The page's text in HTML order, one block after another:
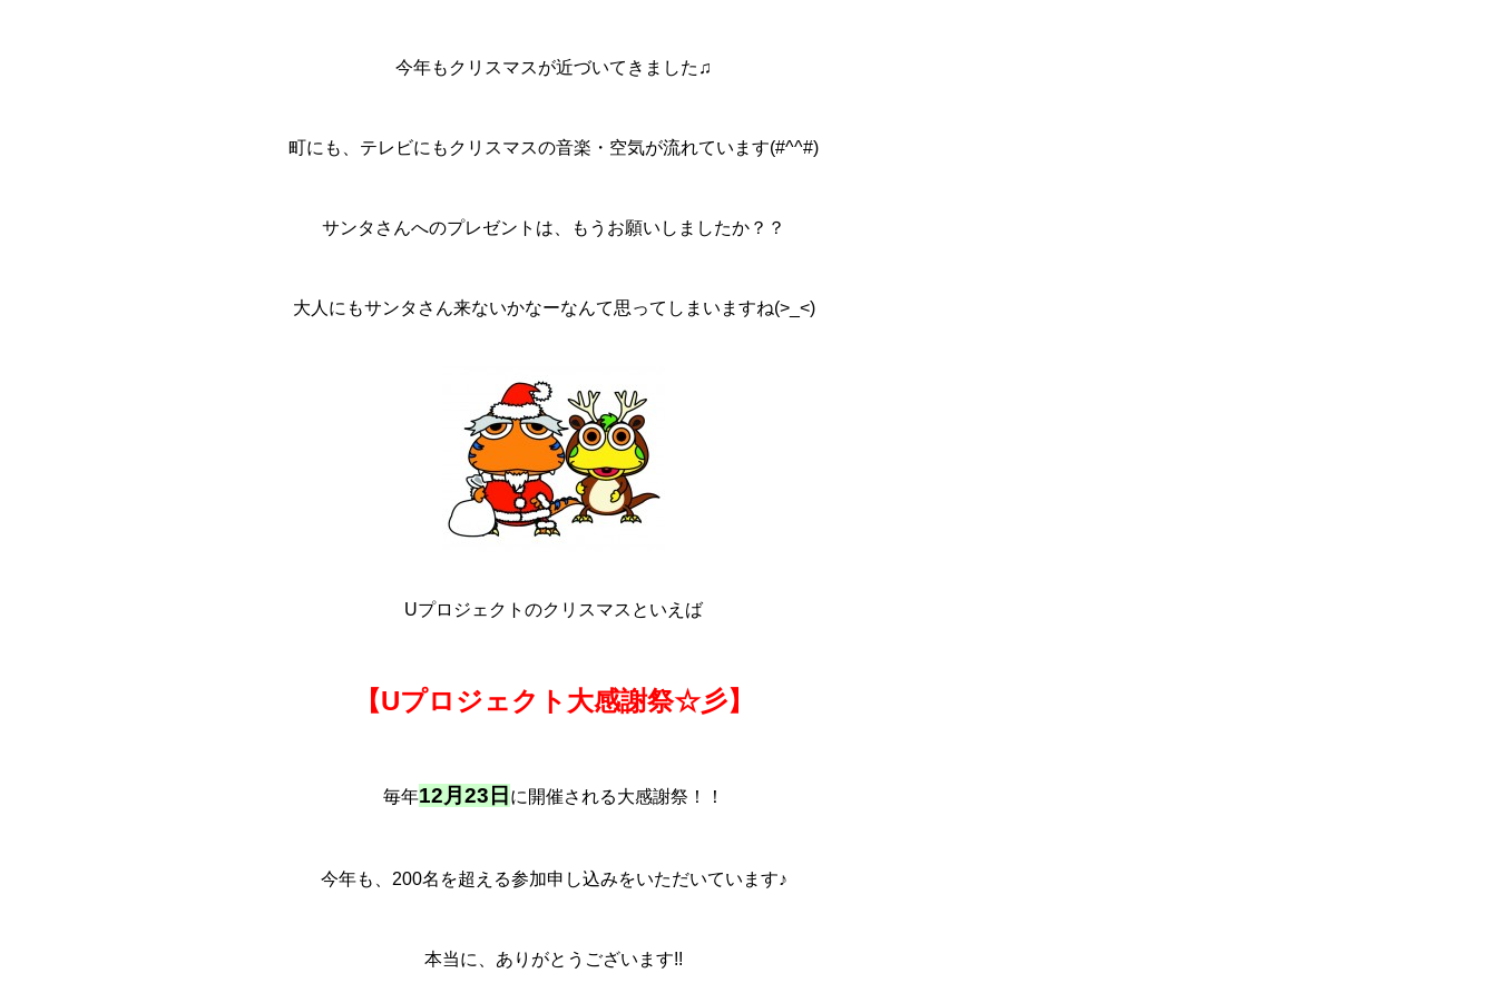
今年もクリスマスが近づいてきました♫
町にも、テレビにもクリスマスの音楽・空気が流れています(#^^#)
サンタさんへのプレゼントは、もうお願いしましたか？？
大人にもサンタさん来ないかなーなんて思ってしまいますね(>_<)
Uプロジェクトのクリスマスといえば
【Uプロジェクト大感謝祭☆彡】
毎年12月23日 に開催される大感謝祭！！
今年も、200名を超える参加申し込みをいただいています♪
本当に、ありがとうございます!!